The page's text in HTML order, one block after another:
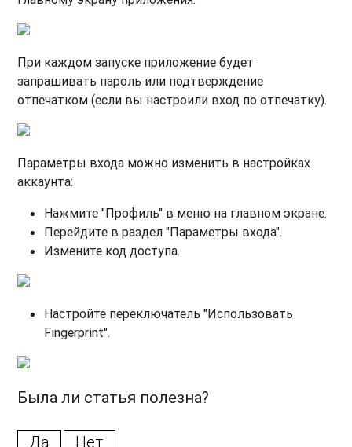
При каждом запуске приложение будет
запрашивать пароль или подтверждение
отпечатком (если вы настроили вход по отпечатку).
​Параметры входа можно изменить в настройках
аккаунта:
Нажмите "Профиль" в меню на главном экране.
Перейдите в раздел "Параметры входа".
​Измените код доступа.
Настройте переключатель "Использовать
Fingerprint".​
Была ли статья полезна?
Да Нет